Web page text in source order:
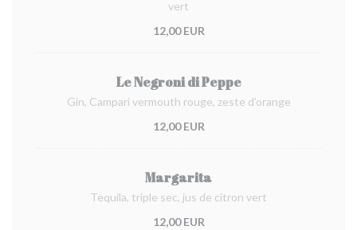
vert
12,00 EUR
Le Negroni di Peppe
Gin, Campari vermouth rouge, zeste d’orange
12,00 EUR
Margarita
Tequila, triple sec, jus de citron vert
12,00 EUR